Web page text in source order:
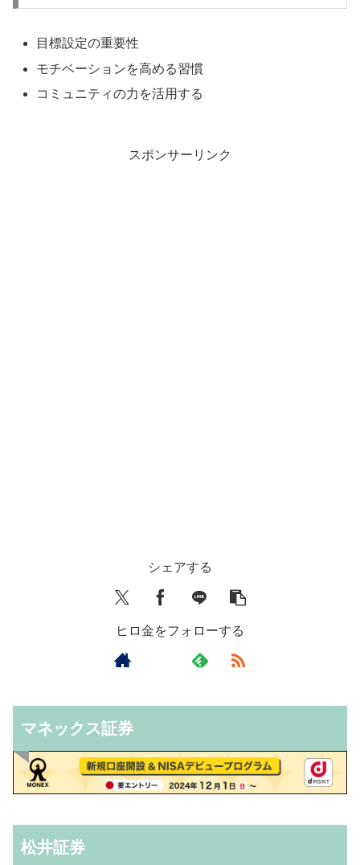
目標設定の重要性
モチベーションを高める習慣
コミュニティの力を活用する
スポンサーリンク
シェアする
ヒロ金をフォローする
マネックス証券
松井証券